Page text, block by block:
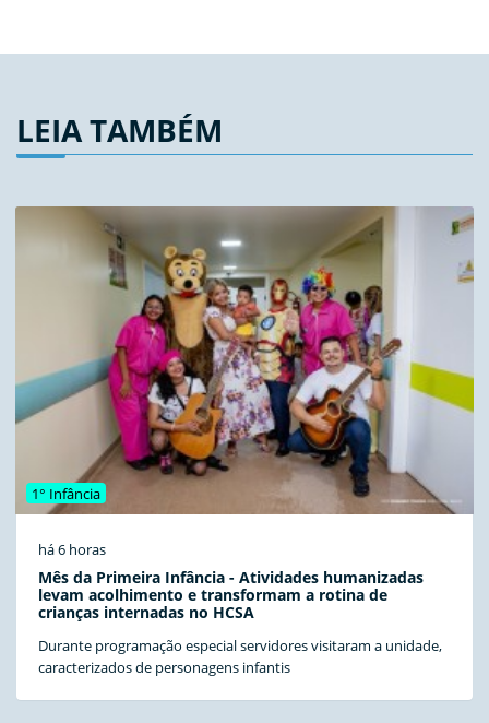
LEIA TAMBÉM
1° Infância
há 6 horas
Mês da Primeira Infância - Atividades humanizadas
levam acolhimento e transformam a rotina de
crianças internadas no HCSA
Durante programação especial servidores visitaram a unidade,
caracterizados de personagens infantis